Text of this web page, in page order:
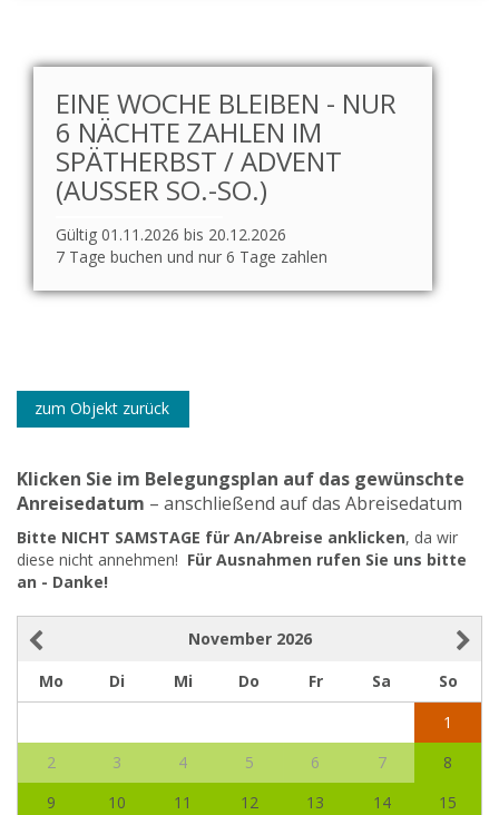
EINE WOCHE BLEIBEN - NUR
6 NÄCHTE ZAHLEN IM
SPÄTHERBST / ADVENT
(AUSSER SO.-SO.)
Gültig 01.11.2026 bis 20.12.2026
7 Tage buchen und nur 6 Tage zahlen
zum Objekt zurück
Klicken Sie im Belegungsplan auf das gewünschte
Anreisedatum – anschließend auf das Abreisedatum
Bitte NICHT SAMSTAGE für An/Abreise anklicken, da wir
diese nicht annehmen! Für Ausnahmen rufen Sie uns bitte
an - Danke!
November 2026
Mo
Di Mi Do Fr Sa
So
1
2
3 4 5 6 7
8
9
10 11 12 13 14
15